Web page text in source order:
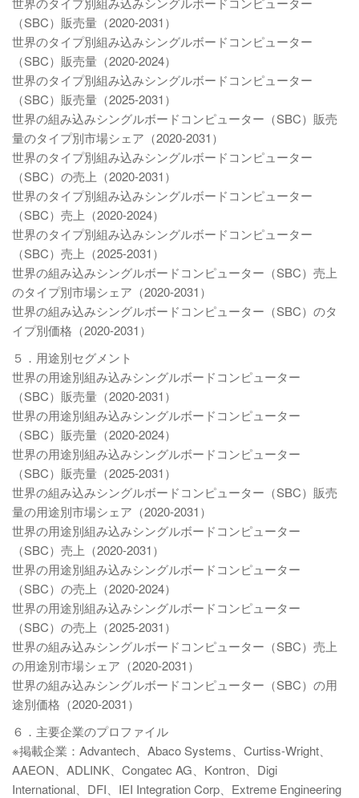
（SBC）販売量（2020-2031）
世界のタイプ別組み込みシングルボードコンピューター
（SBC）販売量（2020-2024）
世界のタイプ別組み込みシングルボードコンピューター
（SBC）販売量（2025-2031）
世界の組み込みシングルボードコンピューター（SBC）販売
量のタイプ別市場シェア（2020-2031）
世界のタイプ別組み込みシングルボードコンピューター
（SBC）の売上（2020-2031）
世界のタイプ別組み込みシングルボードコンピューター
（SBC）売上（2020-2024）
世界のタイプ別組み込みシングルボードコンピューター
（SBC）売上（2025-2031）
世界の組み込みシングルボードコンピューター（SBC）売上
のタイプ別市場シェア（2020-2031）
世界の組み込みシングルボードコンピューター（SBC）のタ
イプ別価格（2020-2031）
５．用途別セグメント
世界の用途別組み込みシングルボードコンピューター
（SBC）販売量（2020-2031）
世界の用途別組み込みシングルボードコンピューター
（SBC）販売量（2020-2024）
世界の用途別組み込みシングルボードコンピューター
（SBC）販売量（2025-2031）
世界の組み込みシングルボードコンピューター（SBC）販売
量の用途別市場シェア（2020-2031）
世界の用途別組み込みシングルボードコンピューター
（SBC）売上（2020-2031）
世界の用途別組み込みシングルボードコンピューター
（SBC）の売上（2020-2024）
世界の用途別組み込みシングルボードコンピューター
（SBC）の売上（2025-2031）
世界の組み込みシングルボードコンピューター（SBC）売上
の用途別市場シェア（2020-2031）
世界の組み込みシングルボードコンピューター（SBC）の用
途別価格（2020-2031）
６．主要企業のプロファイル
※掲載企業：Advantech、Abaco Systems、Curtiss-Wright、
AAEON、ADLINK、Congatec AG、Kontron、Digi
International、DFI、IEI Integration Corp、Extreme Engineering